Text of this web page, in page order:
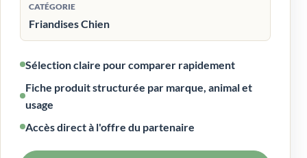
CATÉGORIE
Friandises Chien
Sélection claire pour comparer rapidement
Fiche produit structurée par marque, animal et
usage
Accès direct à l'offre du partenaire